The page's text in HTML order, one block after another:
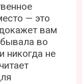
— это
вам
во
никогда не